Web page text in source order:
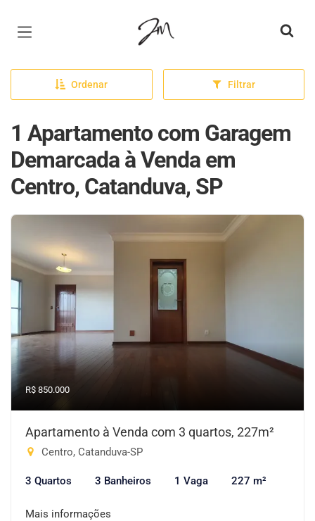
Página inicial
Ordenar Filtrar
1 Apartamento com Garagem
Demarcada à Venda em
Centro, Catanduva, SP
R$ 850.000
Apartamento à Venda com 3 quartos, 227m²
Centro, Catanduva-SP
3 Quartos 3 Banheiros 1 Vaga 227 m²
Mais informações